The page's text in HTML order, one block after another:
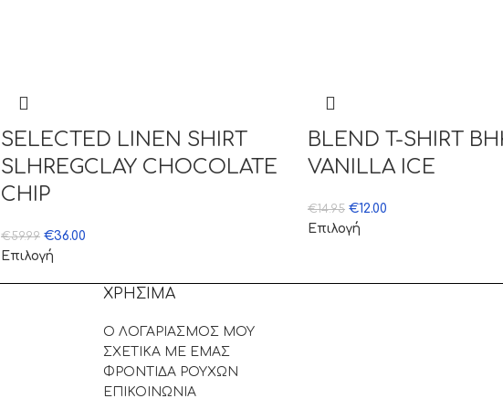
SELECTED LINEN SHIRT
SLHREGCLAY CHOCOLATE
CHIP
€59.99 €36.00
Επιλογή
BLEND T-SHIRT
VANILLA ICE
€14.95 €12.00
Επιλογή
ΧΡΗΣΙΜΑ
Ο ΛΟΓΑΡΙΑΣΜΟΣ ΜΟΥ
ΣΧΕΤΙΚΑ ΜΕ ΕΜΑΣ
ΦΡΟΝΤΙΔΑ ΡΟΥΧΩΝ
ΕΠΙΚΟΙΝΩΝΙΑ